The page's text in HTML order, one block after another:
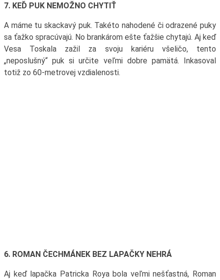
7. KEĎ PUK NEMOŽNO CHYTIŤ
A máme tu skackavý puk. Takéto nahodené či odrazené puky
sa ťažko spracúvajú. No brankárom ešte ťažšie chytajú. Aj keď
Vesa Toskala zažil za svoju kariéru všeličo, tento
„neposlušný“ puk si určite veľmi dobre pamätá. Inkasoval
totiž zo 60-metrovej vzdialenosti.
6. ROMAN ČECHMÁNEK BEZ LAPAČKY NEHRÁ
Aj keď lapačka Patricka Roya bola veľmi nešťastná, Roman